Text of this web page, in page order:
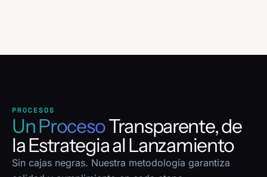
PROCESOS
Un ProcesoTransparente, de
la Estrategia al Lanzamiento
Sin cajas negras. Nuestra metodología garantiza